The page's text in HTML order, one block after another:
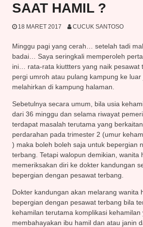
SAAT HAMIL ?
18 MARET 2017 CUCUK SANTOSO
Minggu pagi yang cerah… setelah tadi
badai… Saya seringkali memperoleh
ini… rata-rata kiuttters yang naik pesawat
pergi umroh atau pulang kampung ke luar
melahirkan di kampung halaman.
Sebetulnya secara umum, bila usia
dari 36 minggu dan selama riwayat p
terdapat masalah terutama yang
perdarahan pada trimester 2 (umur
) maka boleh boleh saja untuk bepergian
terbang. Tetapi walopun demikian, wanita
memeriksakan diri ke dokter kandungan
bepergian dengan pesawat terbang.
Dokter kandungan akan melarang wanita
bepergian dengan pesawat terbang bila
kehamilan terutama komplikasi kehamilan
membahayakan ibu hamil dan atau janin